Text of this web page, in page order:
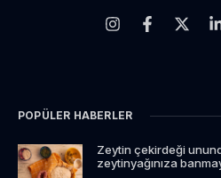
POPÜLER HABERLER
Zeytin çekirdeği
zeytinyağınıza